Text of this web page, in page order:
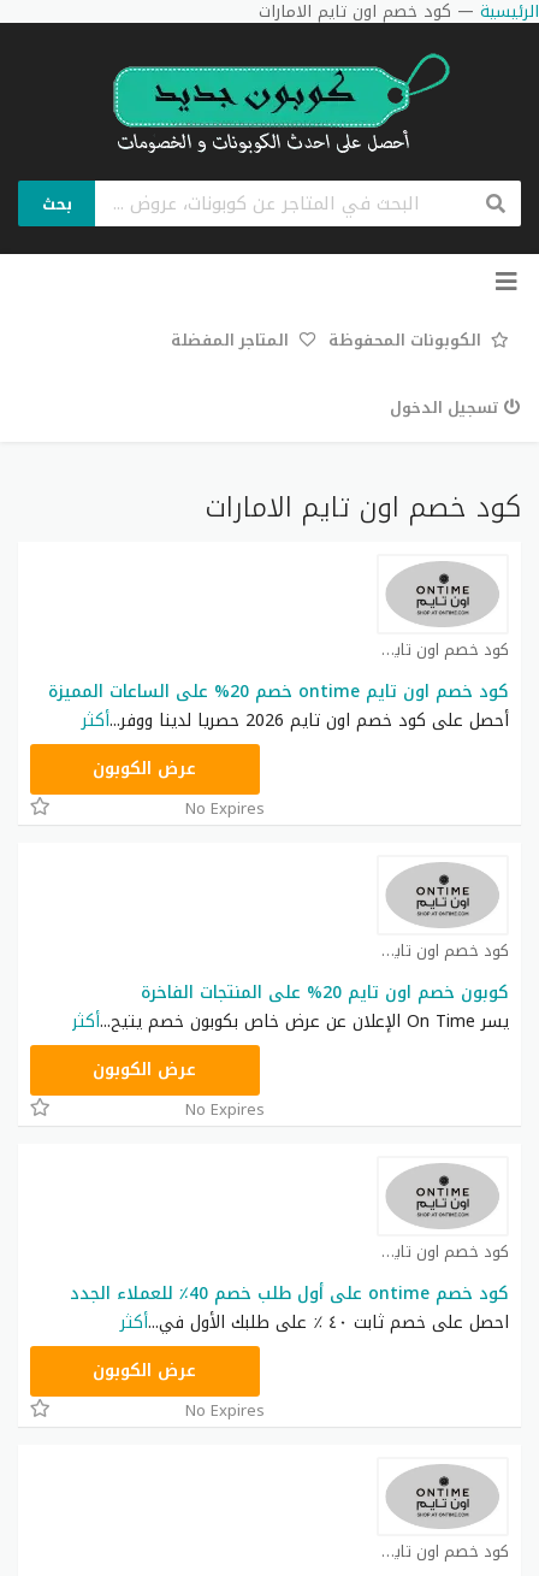
الرئيسية — كود خصم اون تايم الامارات
بحث
تخطي
الكوبونات المحفوظة المتاجر المفضلة
تسجيل الدخول
كود خصم اون تايم الامارات
كود خصم اون تايم كوبون
كود خصم اون تايم ontime خصم 20% على الساعات المميزة
أحصل على كود خصم اون تايم 2026 حصريا لدينا ووفر
...أكثر
ELCOME10
عرض الكوبون
No Expires
كود خصم اون تايم كوبون
كوبون خصم اون تايم 20% على المنتجات الفاخرة
يسر On Time الإعلان عن عرض خاص بكوبون خصم يتيح
...أكثر
عرض الكوبون
No Expires
كود خصم اون تايم كوبون
كود خصم ontime على أول طلب خصم 40٪ للعملاء الجدد
احصل على خصم ثابت ٤٠ ٪ على طلبك الأول في
...أكثر
عرض الكوبون
No Expires
كود خصم اون تايم كوبون